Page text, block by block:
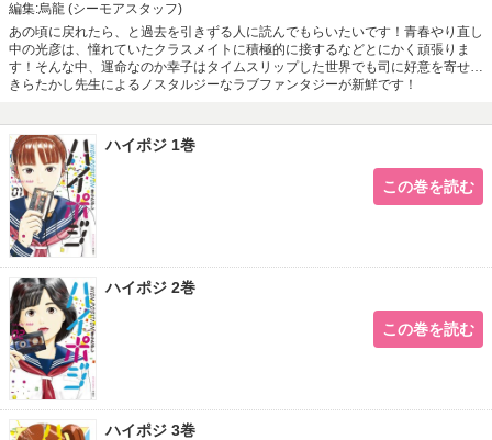
編集:烏龍 (シーモアスタッフ)
あの頃に戻れたら、と過去を引きずる人に読んでもらいたいです！青春やり直し
中の光彦は、憧れていたクラスメイトに積極的に接するなどとにかく頑張りま
す！そんな中、運命なのか幸子はタイムスリップした世界でも司に好意を寄せ…
きらたかし先生によるノスタルジーなラブファンタジーが新鮮です！
ハイポジ 1巻
この巻を読む
ハイポジ 2巻
この巻を読む
ハイポジ 3巻